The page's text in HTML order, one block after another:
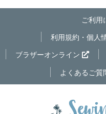
ご利用
利用規約・個人
ブラザーオンライン
よくあるご質